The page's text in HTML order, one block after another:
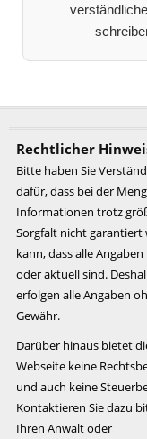
Rechtlicher
Bitte haben Sie
dafür, dass bei der
Informationen trotz
Sorgfalt nicht garantiert
kann, dass alle
oder aktuell sind.
erfolgen alle Angaben
Gewähr.
Darüber hinaus bietet
Webseite keine
und auch keine
Kontaktieren Sie dazu
Ihren Anwalt oder